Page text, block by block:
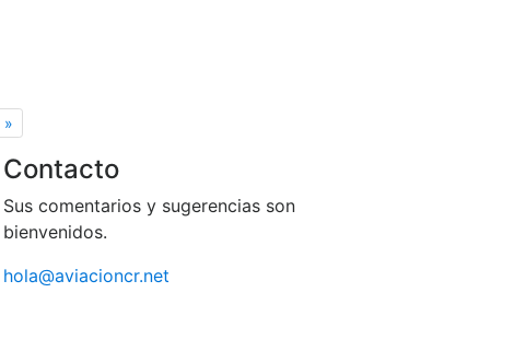
»Siguiente
Contacto
Sus comentarios y sugerencias son
bienvenidos.
hola@aviacioncr.net